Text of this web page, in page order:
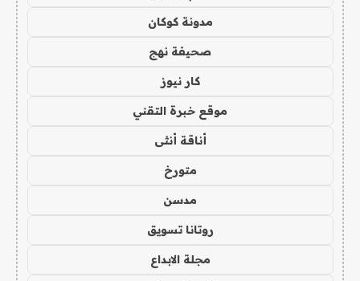
مدونة كوكان
صحيفة نهج
كار نيوز
موقع خبرة التقني
أناقة أنثى
متورخ
مدسن
روتانا تسويق
مجلة الابداع